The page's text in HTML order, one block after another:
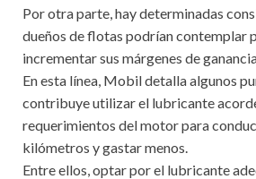
Por otra parte, hay determinadas
dueños de flotas podrían contemplar
incrementar sus márgenes de
En esta línea, Mobil detalla algunos
contribuye utilizar el lubricante
requerimientos del motor para
kilómetros y gastar menos.
Entre ellos, optar por el lubricante